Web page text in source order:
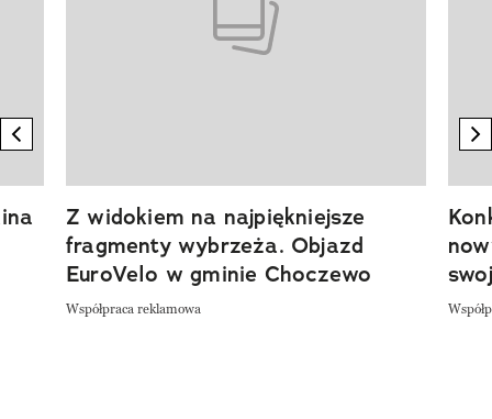
previous element
Z widokiem na najpiękniejsze
fragmenty wybrzeża. Objazd
EuroVelo w gminie Choczewo
Współpraca reklamowa